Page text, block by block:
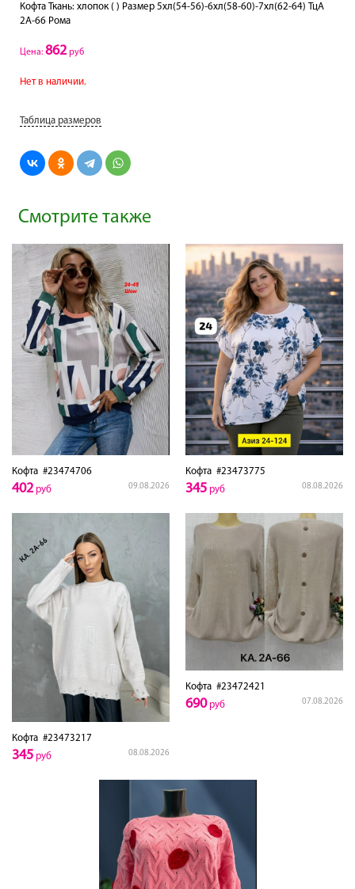
Кофта Ткань: хлопок ( ) Размер 5хл(54-56)-6хл(58-60)-7хл(62-64) ТцА
2A-66 Рома
Цена: 862 руб
Нет в наличии.
Таблица размеров
Смотрите также
Кофта #23474706
09.08.2026
402руб
Кофта #23473775
08.08.2026
345 руб
Кофта #23473217
08.08.2026
345 руб
Кофта #23472421
07.08.2026
690руб